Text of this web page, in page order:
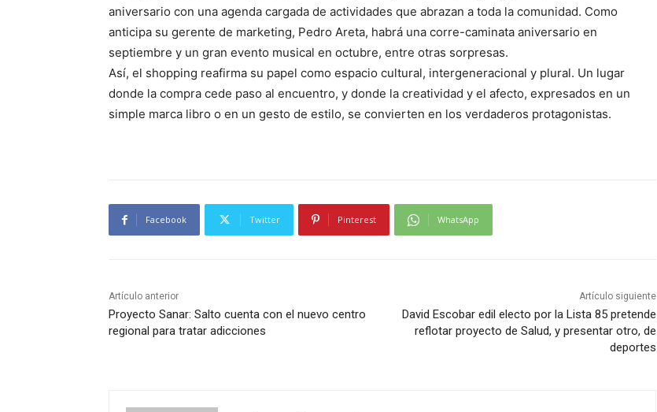
aniversario con una agenda cargada de actividades que abrazan a toda la comunidad. Como
anticipa su gerente de marketing, Pedro Areta, habrá una corre-caminata aniversario en
septiembre y un gran evento musical en octubre, entre otras sorpresas.
Así, el shopping reafirma su papel como espacio cultural, intergeneracional y plural. Un lugar
donde la compra cede paso al encuentro, y donde la creatividad y el afecto, expresados en un
simple marca libro o en un gesto de estilo, se convierten en los verdaderos protagonistas.
Facebook Twitter Pinterest WhatsApp
Artículo anterior
Proyecto Sanar: Salto cuenta con el nuevo centro
regional para tratar adicciones
Artículo siguiente
David Escobar edil electo por la Lista 85 pretende
reflotar proyecto de Salud, y presentar otro, de
deportes